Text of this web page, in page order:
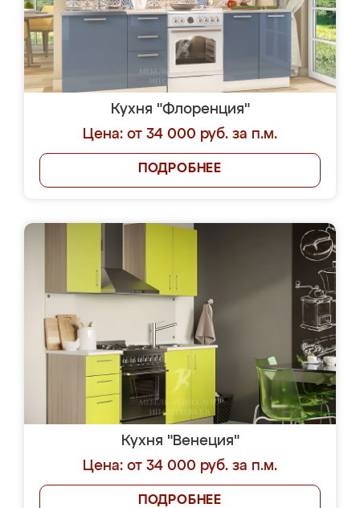
Кухня "Флоренция"
Цена: от 34 000 руб. за п.м.
ПОДРОБНЕЕ
Кухня "Венеция"
Цена: от 34 000 руб. за п.м.
ПОДРОБНЕЕ